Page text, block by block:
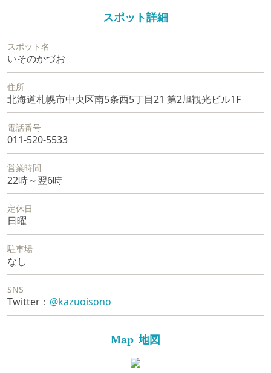
スポット詳細
スポット名
いそのかづお
住所
北海道札幌市中央区南5条西5丁目21 第2旭観光ビル1F
電話番号
011-520-5533
営業時間
22時～翌6時
定休日
日曜
駐車場
なし
SNS
Twitter： @kazuoisono
Map 地図